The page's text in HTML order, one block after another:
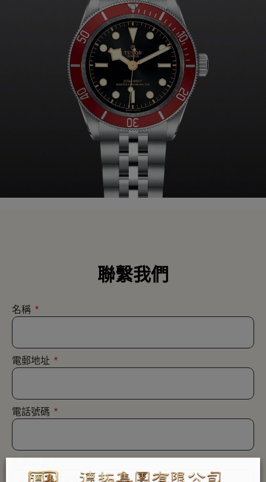
聯繫我們
名稱
電郵地址
電話號碼